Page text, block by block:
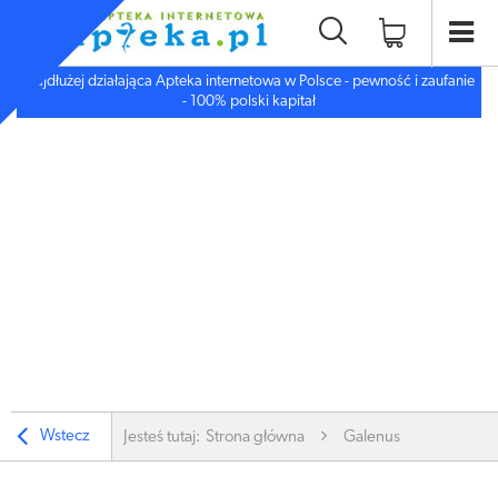
Najdłużej działająca Apteka internetowa w Polsce - pewność i zaufanie
- 100% polski kapitał
Wstecz Jesteś tutaj: Strona główna Galenus